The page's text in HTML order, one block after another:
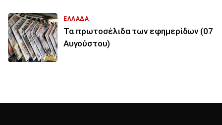
ΕΛΛΑΔΑ
Τα πρωτοσέλιδα των εφημερίδων (07
Αυγούστου)